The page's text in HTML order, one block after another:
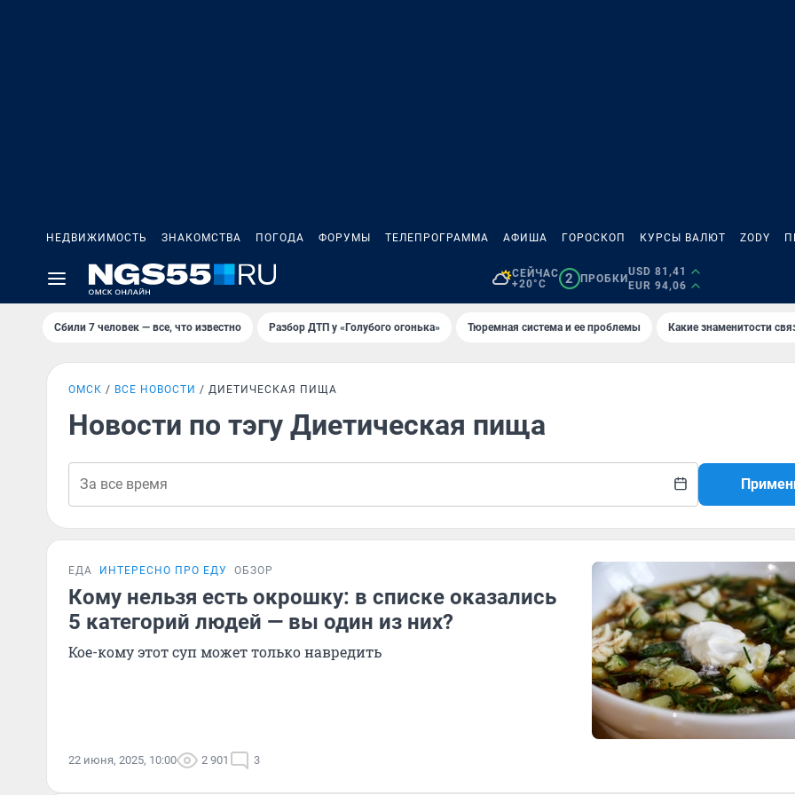
НЕДВИЖИМОСТЬ ЗНАКОМСТВА ПОГОДА ФОРУМЫ ТЕЛЕПРОГРАММА АФИША ГОРОСКОП КУРСЫ ВАЛЮТ ZODY
СЕЙЧАС
+20°C
2 ПРОБКИ
USD 81,41
EUR 94,06
Сбили 7 человек — все, что известно Разбор ДТП у «Голубого огонька» Тюремная система и ее проблемы Какие знаменитости
ОМСК ВСЕ НОВОСТИ ДИЕТИЧЕСКАЯ ПИЩА
Новости по тэгу Диетическая пища
ЕДА ИНТЕРЕСНО ПРО ЕДУ ОБЗОР
Кому нельзя есть окрошку: в списке оказались
5 категорий людей — вы один из них?
Кое-кому этот суп может только навредить
22 июня, 2025, 10:00 2 901 3